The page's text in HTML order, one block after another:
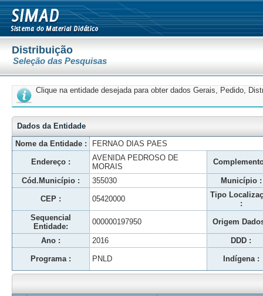
Distribuição
Seleção das Pesquisas
Clique na entidade desejada para obter dados Gerais, Pedido,
Dados da Entidade
Nome da Entidade :
FERNAO DIAS PAES
Endereço :
AVENIDA PEDROSO DE
MORAIS
Cód.Município : 355030 Município :
CEP : 05420000
Tipo
:
Sequencial
Entidade:
000000197950 Origem
Ano : 2016 DDD :
Programa : PNLD Indígena :